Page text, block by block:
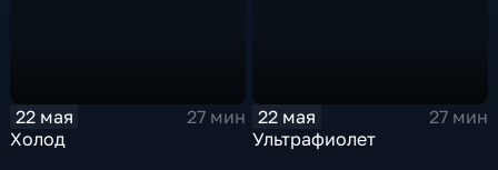
22 мая
27 мин
Холод
22 мая
27 мин
Ультрафиолет